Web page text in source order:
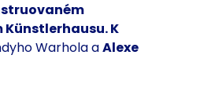
Künstlerhausu.K
Warhola aAlexe